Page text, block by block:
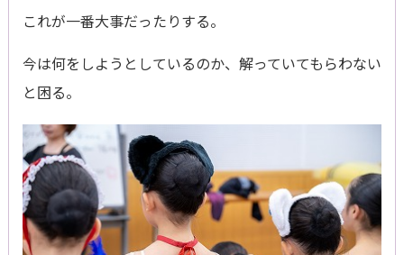
これが一番大事だったりする。
今は何をしようとしているのか、解っていてもらわない
と困る。